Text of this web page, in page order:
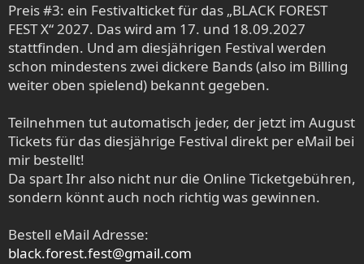
Preis #3: ein Festivalticket für das „BLACK FOREST
FEST X“ 2027. Das wird am 17. und 18.09.2027
stattfinden. Und am diesjährigen Festival werden
schon mindestens zwei dickere Bands (also im Billing
weiter oben spielend) bekannt gegeben.
Teilnehmen tut automatisch jeder, der jetzt im August
Tickets für das diesjährige Festival direkt per eMail bei
mir bestellt!
Da spart Ihr also nicht nur die Online Ticketgebühren,
sondern könnt auch noch richtig was gewinnen.
Bestell eMail Adresse:
black.forest.fest@gmail.com